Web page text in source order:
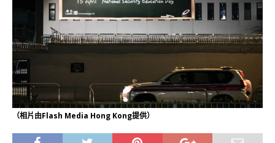
（相片由Flash Media Hong Kong提供）